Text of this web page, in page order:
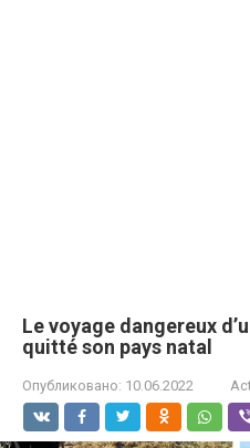
Le voyage dangereux
quitté son pays natal
Опубликовано: 10.06.2022